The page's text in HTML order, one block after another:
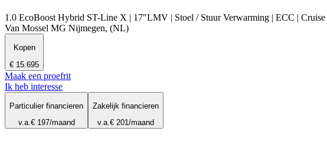
1.0 EcoBoost Hybrid ST-Line X | 17"LMV | Stoel / Stuur Verwarming | ECC |
Van Mossel MG Nijmegen, (NL)
Kopen
€ 15.695
Maak een proefrit
Ik heb interesse
Particulier financieren
v.a.€ 197/maand
Zakelijk financieren
v.a.€ 201/maand